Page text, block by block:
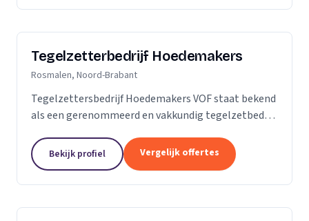
Tegelzetterbedrijf Hoedemakers
Rosmalen, Noord-Brabant
Tegelzettersbedrijf Hoedemakers VOF staat bekend
als een gerenommeerd en vakkundig tegelzetbedrijf
vloertegels en diverse soorten natuursteen. Grotere
of...
Bekijk profiel Vergelijk offertes